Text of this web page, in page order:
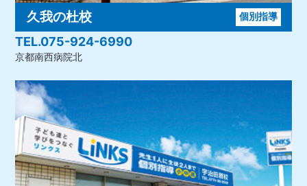
久我の杜校 個別指導
TEL.075-924-6990
京都南西病院北